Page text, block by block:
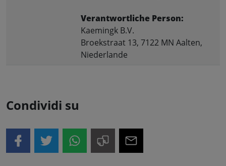
Verantwortliche Person:
Kaemingk B.V.
Broekstraat 13, 7122 MN Aalten,
Niederlande
Condividi su